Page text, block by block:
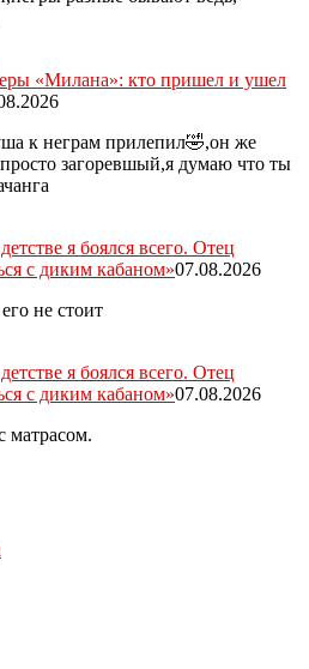
«Милана»: кто пришел и ушел
к неграм прилепил🤣,он же
загоревшый,я думаю что ты
я боялся всего. Отец
с диким кабаном»07.08.2026
не стоит
я боялся всего. Отец
с диким кабаном»07.08.2026
матрасом.